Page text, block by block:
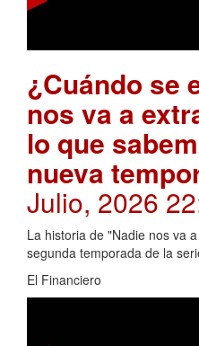
¿Cuándo se
nos va a
lo que
nueva
Julio, 2026
La historia de "Nadie nos va
segunda temporada de la
El Financiero